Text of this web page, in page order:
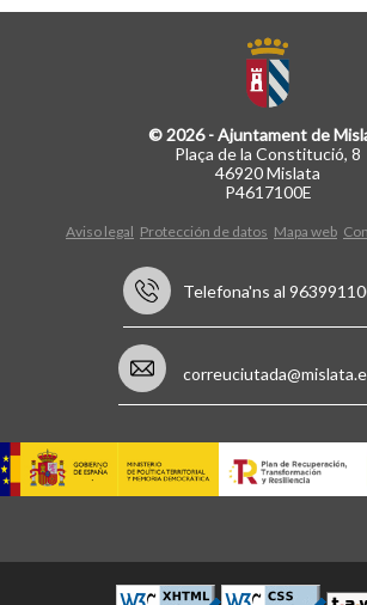
© 2026 - Ajuntament de
Plaça de la Constitució, 8
46920 Mislata
P4617100E
Aviso legal Protección de datos Mapa web
Telefona'ns al